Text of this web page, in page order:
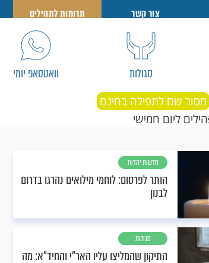
צור קשר תרומות לתהילים
סגולות וואטסאפ יומי
מסור שם לתפילה בחינם
ליום חמישי
חדשות יהדות
הותר לפרסום: לוחמי מילואים נהרגו בדרום
לבנון
סגולות
התיקון שהמליצו עליו האר"י והחיד"א: מה